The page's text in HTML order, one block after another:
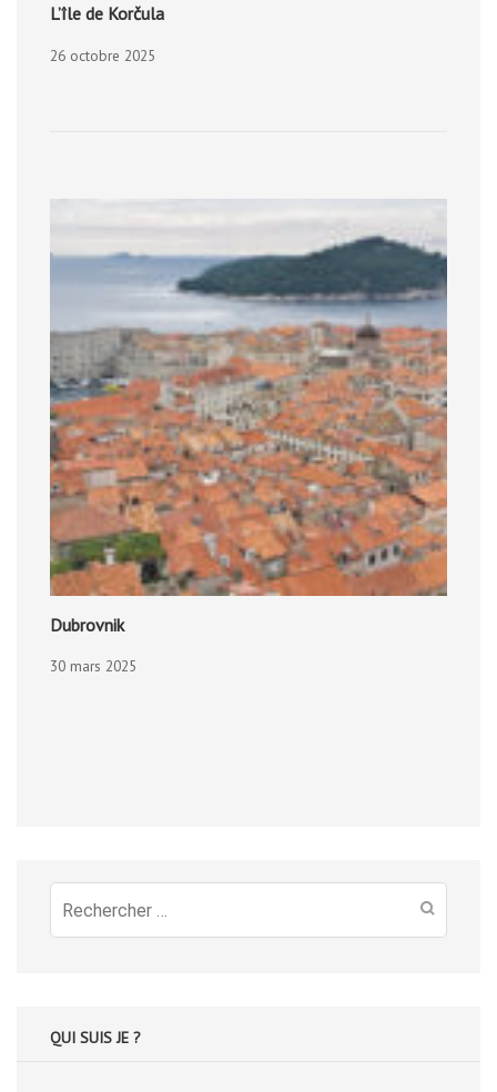
L’île de Korčula
26 octobre 2025
Dubrovnik
30 mars 2025
Recherche
pour
QUI SUIS JE ?